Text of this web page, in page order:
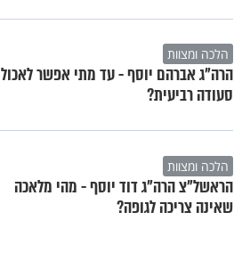
הלכה ומצוות
הרה"ג אברהם יוסף - עד מתי אפשר לאכול
סעודה רביעית?
הלכה ומצוות
הראשל"צ הרה"ג דוד יוסף - מהי מלאכה
שאינה צריכה לגופה?